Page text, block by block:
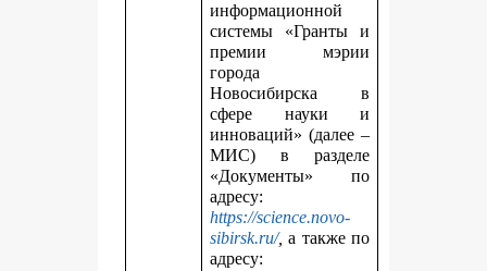
информационной
системы «Гранты и
премии мэрии
города
Новосибирска в
сфере науки и
инноваций» (далее –
МИС) в разделе
«Документы» по
адресу:
https://science.novo-
sibirsk.ru/, а также по
адресу: